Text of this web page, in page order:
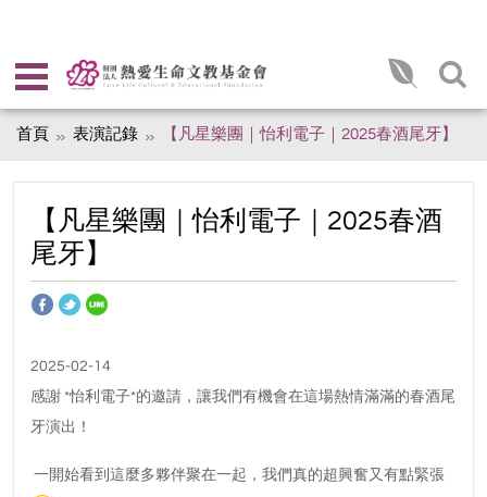
首頁 表演記錄 【凡星樂團｜怡利電子｜2025春酒尾牙】
【凡星樂團｜怡利電子｜2025春酒
尾牙】
2025-02-14
感謝 *怡利電子*的邀請，讓我們有機會在這場熱情滿滿的春酒尾
牙演出！
一開始看到這麼多夥伴聚在一起，我們真的超興奮又有點緊張